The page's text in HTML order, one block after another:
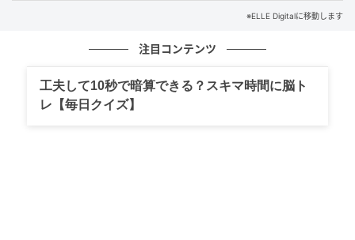
2025年「Superfine: Tailoring Black
2025年はブラック・ダンディズムとその文化的スタイ
※ELLE Digitalに移動します
注目コンテンツ
工夫して10秒で暗算できる？スキマ時間に脳ト
レ【毎日クイズ】